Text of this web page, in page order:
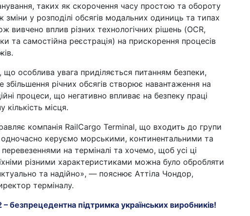
таких як скорочення часу простою та обороту
зміни у розподілі обсягів модальних одиниць та типах
вивчено вплив різних технологічних рішень (OCR,
та самостійна реєстрація) на прискорення процесів
що особлива увага приділяється питанням безпеки,
збільшення річних обсягів створює навантаження на
процеси, що негативно впливає на безпеку праці
місця.
компанія RailCargo Terminal, що входить до групи
керуємо морськими, континентальними та
на терміналі та хочемо, щоб усі ці
різними характеристиками можна було обробляти
та надійно», — пояснює Аттіла Чондор,
терміналу.
безпрецедентна підтримка українських виробників!